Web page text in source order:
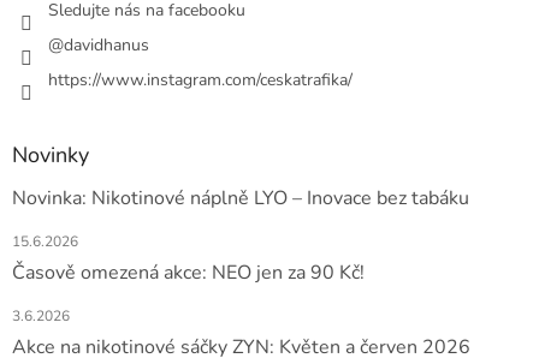
Sledujte nás na facebooku
@davidhanus
https://www.instagram.com/ceskatrafika/
Novinky
Novinka: Nikotinové náplně LYO – Inovace bez tabáku
15.6.2026
Časově omezená akce: NEO jen za 90 Kč!
3.6.2026
Akce na nikotinové sáčky ZYN: Květen a červen 2026